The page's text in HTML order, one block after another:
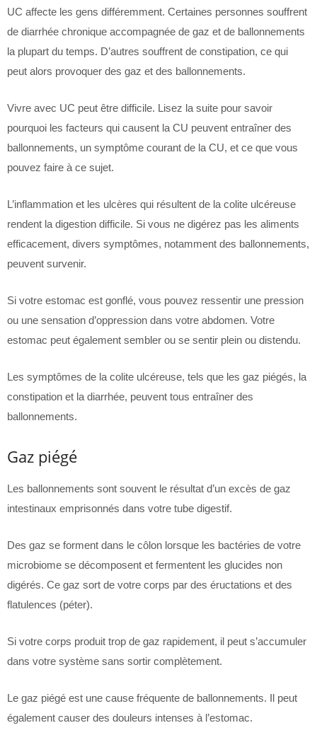
UC affecte les gens différemment. Certaines personnes souffrent
de diarrhée chronique accompagnée de gaz et de ballonnements
la plupart du temps. D’autres souffrent de constipation, ce qui
peut alors provoquer des gaz et des ballonnements.
Vivre avec UC peut être difficile. Lisez la suite pour savoir
pourquoi les facteurs qui causent la CU peuvent entraîner des
ballonnements, un symptôme courant de la CU, et ce que vous
pouvez faire à ce sujet.
L’inflammation et les ulcères qui résultent de la colite ulcéreuse
rendent la digestion difficile. Si vous ne digérez pas les aliments
efficacement, divers symptômes, notamment des ballonnements,
peuvent survenir.
Si votre estomac est gonflé, vous pouvez ressentir une pression
ou une sensation d’oppression dans votre abdomen. Votre
estomac peut également sembler ou se sentir plein ou distendu.
Les symptômes de la colite ulcéreuse, tels que les gaz piégés, la
constipation et la diarrhée, peuvent tous entraîner des
ballonnements.
Gaz piégé
Les ballonnements sont souvent le résultat d’un excès de gaz
intestinaux emprisonnés dans votre tube digestif.
Des gaz se forment dans le côlon lorsque les bactéries de votre
microbiome se décomposent et fermentent les glucides non
digérés. Ce gaz sort de votre corps par des éructations et des
flatulences (péter).
Si votre corps produit trop de gaz rapidement, il peut s’accumuler
dans votre système sans sortir complètement.
Le gaz piégé est une cause fréquente de ballonnements. Il peut
également causer des douleurs intenses à l’estomac.